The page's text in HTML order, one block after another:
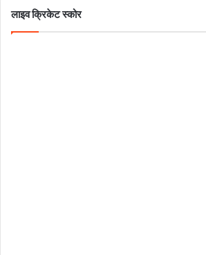
लाइव क्रिकेट स्कोर